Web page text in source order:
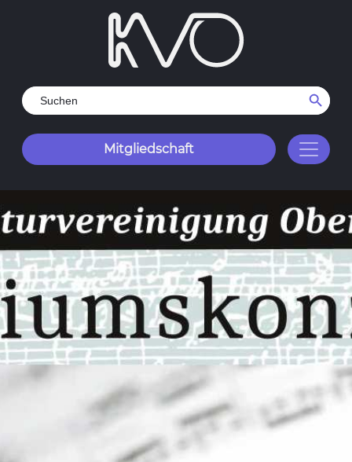
Search
for:
Search Button
Mitgliedschaft